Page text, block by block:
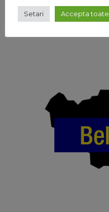
Setari Accepta toate